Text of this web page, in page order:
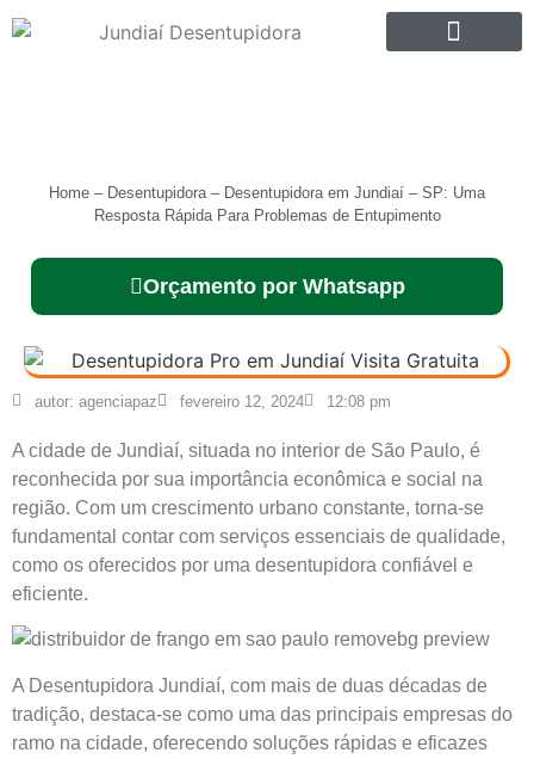
Home – Desentupidora– Desentupidora em Jundiaí – SP: Uma
Resposta Rápida Para Problemas de Entupimento
Orçamento por Whatsapp
autor: agenciapaz fevereiro 12, 2024 12:08 pm
A cidade de Jundiaí, situada no interior de São Paulo, é
reconhecida por sua importância econômica e social na
região. Com um crescimento urbano constante, torna-se
fundamental contar com serviços essenciais de qualidade,
como os oferecidos por uma desentupidora confiável e
eficiente.
A Desentupidora Jundiaí, com mais de duas décadas de
tradição, destaca-se como uma das principais empresas do
ramo na cidade, oferecendo soluções rápidas e eficazes